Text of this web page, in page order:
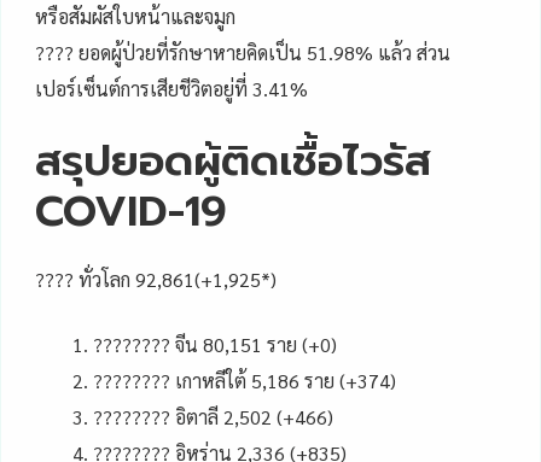
หรือสัมผัสใบหน้าและจมูก
???? ยอดผู้ป่วยที่รักษาหายคิดเป็น 51.98% แล้ว ส่วน
เปอร์เซ็นต์การเสียชีวิตอยู่ที่ 3.41%
สรุปยอดผู้ติดเชื้อไวรัส
COVID-19
???? ทั่วโลก 92,861(+1,925*)
???????? จีน 80,151 ราย (+0)
???????? เกาหลีใต้ 5,186 ราย (+374)
???????? อิตาลี 2,502 (+466)
???????? อิหร่าน 2,336 (+835)